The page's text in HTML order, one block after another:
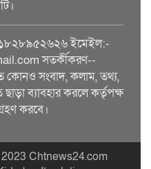
ইমেইল:-
সতর্কীকরণ--
কোনও সংবাদ, কলাম, তথ্য,
ব্যাবহার করলে কর্তৃপক্ষ
করবে।
Chtnews24.com